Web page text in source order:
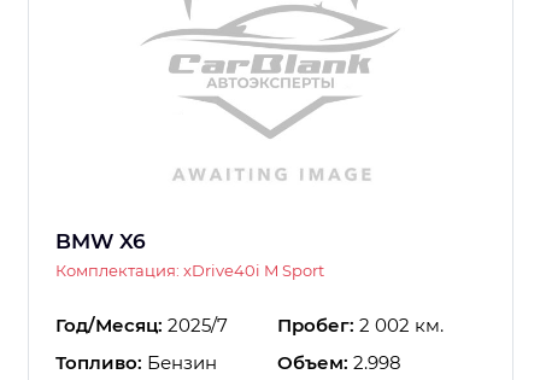
BMW X6
Комплектация: xDrive40i M Sport
Год/Месяц: 2025/7 Пробег: 2 002 км.
Топливо: Бензин Объем: 2.998